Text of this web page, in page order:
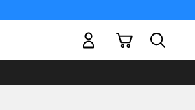
Mi carrito